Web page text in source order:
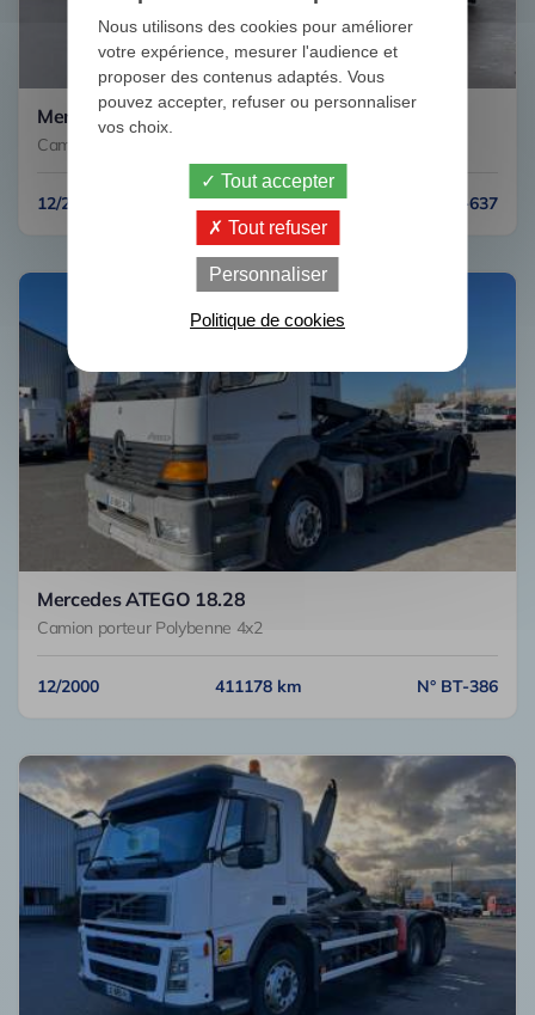
Mercedes ACTROS 25.40
Camion porteur Polybenne 6x2
12/2020 118009 km N° FV-637
Mercedes ATEGO 18.28
Camion porteur Polybenne 4x2
12/2000 411178 km N° BT-386
Nous utilisons des cookies pour améliorer
votre expérience, mesurer l'audience et
proposer des contenus adaptés. Vous
pouvez accepter, refuser ou personnaliser
vos choix.
Tout accepter
Tout refuser
Personnaliser
Politique de cookies